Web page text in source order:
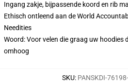
Ingang zakje, bijpassende koord en rib
Ethisch ontleend aan de World
Needities
Woord: Voor velen die graag uw hoodies
omhoog
SKU: PANSKDI-